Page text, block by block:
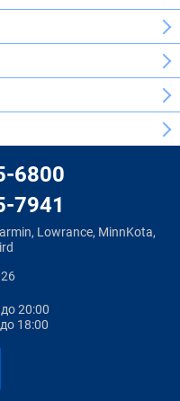
6800
7941
Lowrance, MinnKota,
20:00
18:00